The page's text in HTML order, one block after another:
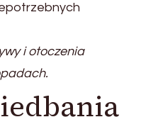
i otoczenia